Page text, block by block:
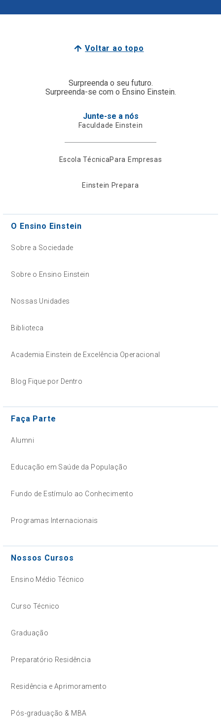
Voltar ao topo
Surpreenda o seu futuro.
Surpreenda-se com o Ensino Einstein.
Junte-se a nós
Faculdade Einstein
Escola TécnicaPara Empresas
Einstein Prepara
O Ensino Einstein
Sobre a Sociedade
Sobre o Ensino Einstein
Nossas Unidades
Biblioteca
Academia Einstein de Excelência Operacional
Blog Fique por Dentro
Faça Parte
Alumni
Educação em Saúde da População
Fundo de Estímulo ao Conhecimento
Programas Internacionais
Nossos Cursos
Ensino Médio Técnico
Curso Técnico
Graduação
Preparatório Residência
Residência e Aprimoramento
Pós-graduação & MBA